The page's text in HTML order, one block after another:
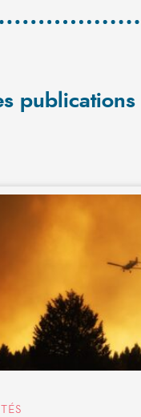
publications